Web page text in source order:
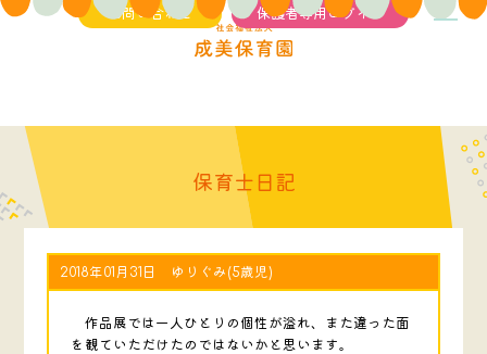
お問い合わせ 保護者専用ログイン
保育士日記
2018年01月31日 ゆりぐみ(5歳児)
作品展では一人ひとりの個性が溢れ、また違った面
を観ていただけたのではないかと思います。